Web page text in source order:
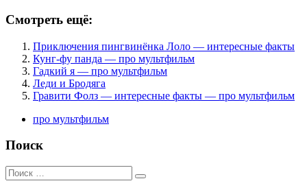
Смотреть ещё:
Приключения пингвинёнка Лоло — интересные факты
Кунг-фу панда — про мультфильм
Гадкий я — про мультфильм
Леди и Бродяга
Гравити Фолз — интересные факты — про мультфильм
про мультфильм
Поиск
Поиск
для: